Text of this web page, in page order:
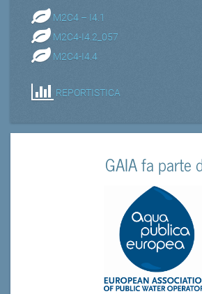
M2C4 – I4.1
M2C4-I4.2_057
M2C4-I4.4
REPORTISTICA
GAIA fa parte